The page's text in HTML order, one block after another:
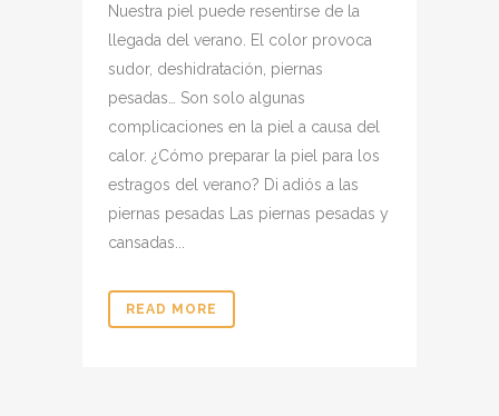
Nuestra piel puede resentirse de la
llegada del verano. El color provoca
sudor, deshidratación, piernas
pesadas… Son solo algunas
complicaciones en la piel a causa del
calor. ¿Cómo preparar la piel para los
estragos del verano? Di adiós a las
piernas pesadas Las piernas pesadas y
cansadas...
READ MORE